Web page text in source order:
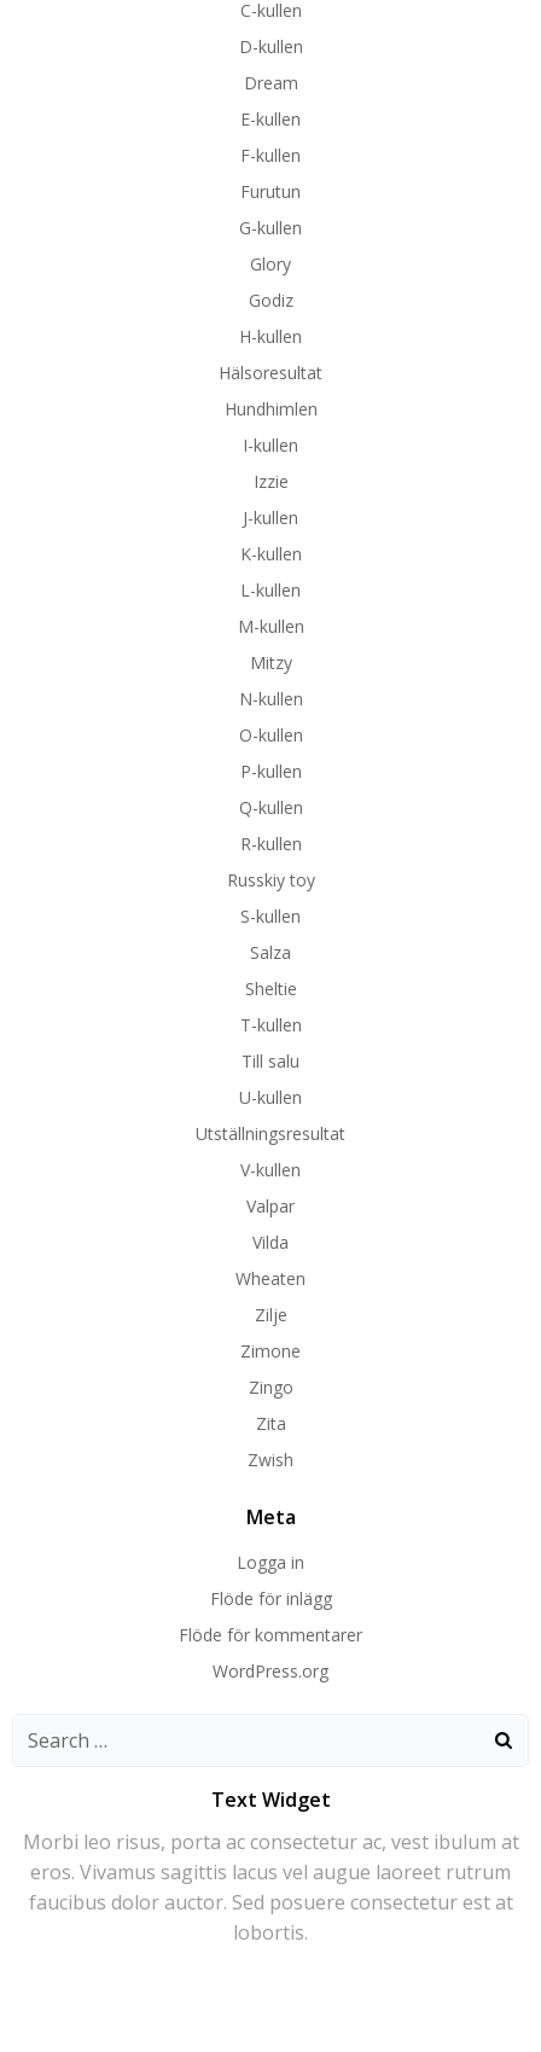
C-kullen
D-kullen
Dream
E-kullen
F-kullen
Furutun
G-kullen
Glory
Godiz
H-kullen
Hälsoresultat
Hundhimlen
I-kullen
Izzie
J-kullen
K-kullen
L-kullen
M-kullen
Mitzy
N-kullen
O-kullen
P-kullen
Q-kullen
R-kullen
Russkiy toy
S-kullen
Salza
Sheltie
T-kullen
Till salu
U-kullen
Utställningsresultat
V-kullen
Valpar
Vilda
Wheaten
Zilje
Zimone
Zingo
Zita
Zwish
Meta
Logga in
Flöde för inlägg
Flöde för kommentarer
WordPress.org
Search
Text Widget
Morbi leo risus, porta ac consectetur ac, vest ibulum at
eros. Vivamus sagittis lacus vel augue laoreet rutrum
faucibus dolor auctor. Sed posuere consectetur est at
lobortis.